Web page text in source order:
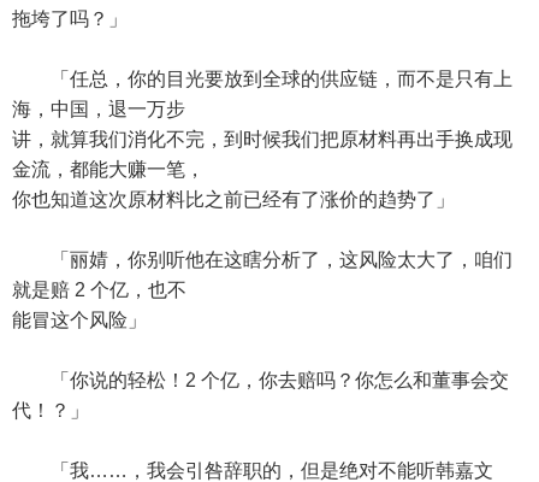
拖垮了吗？」
「任总，你的目光要放到全球的供应链，而不是只有上
海，中国，退一万步
讲，就算我们消化不完，到时候我们把原材料再出手换成现
金流，都能大赚一笔，
你也知道这次原材料比之前已经有了涨价的趋势了」
「丽婧，你别听他在这瞎分析了，这风险太大了，咱们
就是赔 2 个亿，也不
能冒这个风险」
「你说的轻松！2 个亿，你去赔吗？你怎么和董事会交
代！？」
「我……，我会引咎辞职的，但是绝对不能听韩嘉文